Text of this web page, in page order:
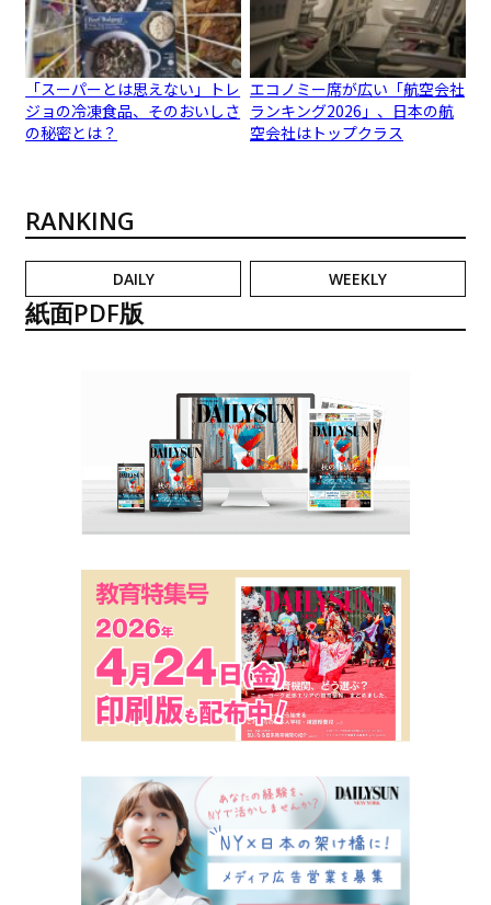
「スーパーとは思えない」トレ
ジョの冷凍食品、そのおいしさ
の秘密とは？
エコノミー席が広い「航空会社
ランキング2026」、日本の航
空会社はトップクラス
RANKING
DAILY WEEKLY
紙面PDF版